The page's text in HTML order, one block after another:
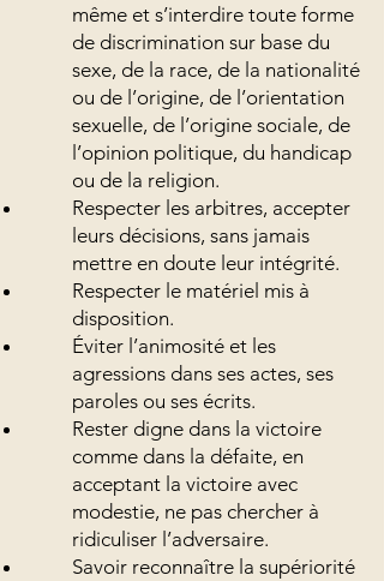
même et s’interdire toute forme
de discrimination sur base du
sexe, de la race, de la nationalité
ou de l’origine, de l’orientation
sexuelle, de l’origine sociale, de
l’opinion politique, du handicap
ou de la religion.
Respecter les arbitres, accepter
leurs décisions, sans jamais
mettre en doute leur intégrité.
Respecter le matériel mis à
disposition.
Éviter l’animosité et les
agressions dans ses actes, ses
paroles ou ses écrits.
Rester digne dans la victoire
comme dans la défaite, en
acceptant la victoire avec
modestie, ne pas chercher à
ridiculiser l’adversaire.
Savoir reconnaître la supériorité